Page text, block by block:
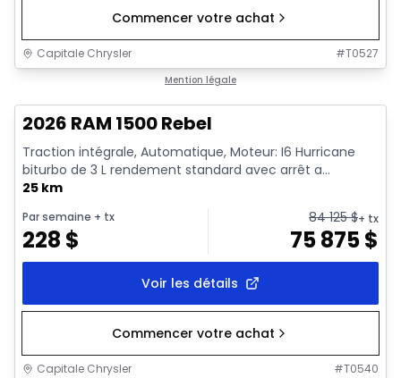
Commencer votre achat
Capitale Chrysler #T0527
Mention légale
2026 RAM 1500 Rebel
Traction intégrale, Automatique, Moteur: I6 Hurricane
biturbo de 3 L rendement standard avec arrêt a...
25 km
Par semaine + tx
228 $
84 125$+ tx
75 875$
Voir les détails
Commencer votre achat
Capitale Chrysler #T0540